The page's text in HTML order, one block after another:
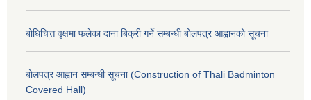
बोधिचित्त वृक्षमा फलेका दाना बिक्री गर्ने सम्बन्धी बोलपत्र आह्वानको सूचना
बोलपत्र आह्वान सम्बन्धी सूचना (Construction of Thali Badminton
Covered Hall)